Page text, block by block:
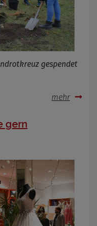
gespendet
mehr
gern